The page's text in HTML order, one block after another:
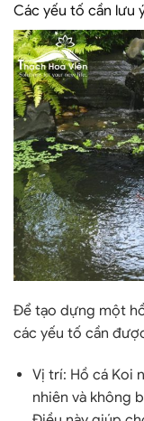
Các yếu tố cần lưu
Để tạo dựng một
các yếu tố cần
Vị trí: Hồ cá Koi
nhiên và không